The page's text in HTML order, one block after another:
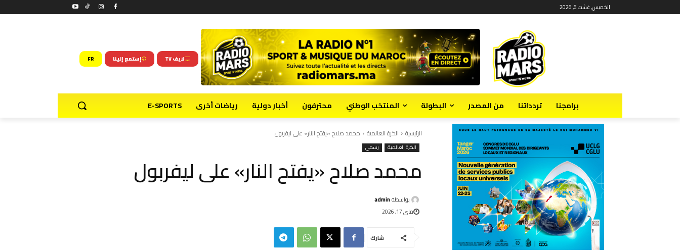
الخميس, غشت 6, 2026
لايف TV إستمع إلينا FR
برامجنا تردداتنا من المصدر البطولة المنتخب الوطني محترفون أخبار دولية رياضات أخرى E-SPORTS
الرئيسية الكرة العالمية محمد صلاح «يفتح النار» على ليفربول
الكرة العالمية رسمي
محمد صلاح «يفتح النار» على ليفربول
بواسطةadmin
ماي 17, 2026
شارك